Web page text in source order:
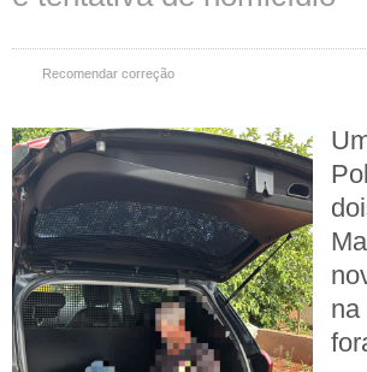
Recomendar correção